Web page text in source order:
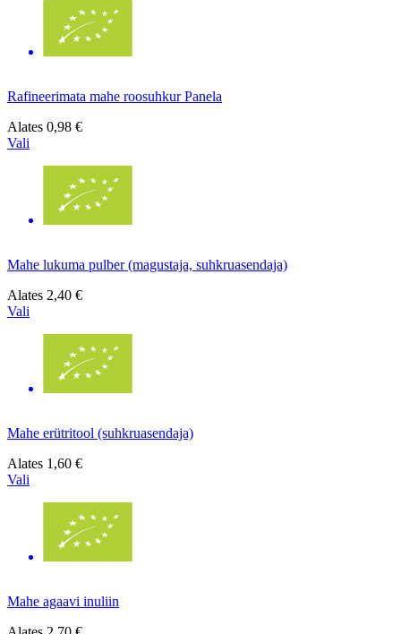
Rafineerimata mahe roosuhkur Panela
Alates 0,98 €
Vali
Mahe lukuma pulber (magustaja, suhkruasendaja)
Alates 2,40 €
Vali
Mahe erütritool (suhkruasendaja)
Alates 1,60 €
Vali
Mahe agaavi inuliin